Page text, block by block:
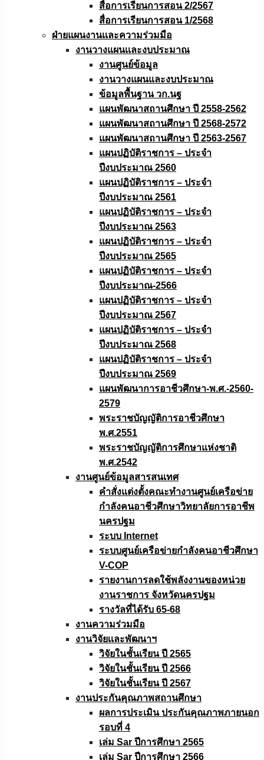
สื่อการเรียนการสอน 2/2567
สื่อการเรียนการสอน 1/2568
ฝ่ายแผนงานเเละความร่วมมือ
งานวางแผนเเละงบประมาณ
งานศูนย์ข้อมูล
งานวางแผนและงบประมาณ
ข้อมูลพื้นฐาน วก.นฐ
แผนพัฒนาสถานศึกษา ปี 2558-2562
แผนพัฒนาสถานศึกษา ปี 2568-2572
แผนพัฒนาสถานศึกษา ปี 2563-2567
แผนปฏิบัติราชการ – ประจำ
ปีงบประมาณ 2560
แผนปฏิบัติราชการ – ประจำ
ปีงบประมาณ 2561
แผนปฏิบัติราชการ – ประจำ
ปีงบประมาณ 2563
แผนปฏิบัติราชการ – ประจำ
ปีงบประมาณ 2565
แผนปฏิบัติราชการ – ประจำ
ปีงบประมาณ-2566
แผนปฏิบัติราชการ – ประจำ
ปีงบประมาณ 2567
แผนปฏิบัติราชการ – ประจำ
ปีงบประมาณ 2568
แผนปฏิบัติราชการ – ประจำ
ปีงบประมาณ 2569
แผนพัฒนาการอาชีวศึกษา-พ.ศ.-2560-
2579
พระราชบัญญัติการอาชีวศึกษา
พ.ศ.2551
พระราชบัญญัติการศึกษาแห่งชาติ
พ.ศ.2542
งานศูนย์ข้อมูลสารสนเทศ
คำสั่งแต่งตั้งคณะทำงานศูนย์เครือข่าย
กำลังคนอาชีวศึกษาวิทยาลัยการอาชีพ
นครปฐม
ระบบ Internet
ระบบศูนย์เครือข่ายกำลังคนอาชีวศึกษา
V-COP
รายงานการลดใช้พลังงานของหน่วย
งานราชการ จังหวัดนครปฐม
รางวัลที่ได้รับ 65-68
งานความร่วมมือ
งานวิจัยเเละพัฒนาฯ
วิจัยในชั้นเรียน ปี 2565
วิจัยในชั้นเรียน ปี 2566
วิจัยในชั้นเรียน ปี 2567
งานประกันคุณภาพสถานศึกษา
ผลการประเมิน ประกันคุณภาพภายนอก
รอบที่ 4
เล่ม Sar ปีการศึกษา 2565
เล่ม Sar ปีการศึกษา 2566